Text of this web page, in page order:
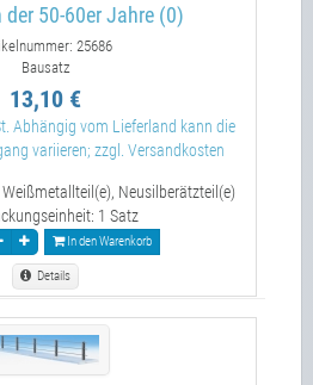
50-60er Jahre (0)
25686
Bausatz
13,10 €
Abhängig vom Lieferland kann die
variieren; zzgl. Versandkosten
Weißmetallteil(e), Neusilberätzteil(e)
1 Satz
In den Warenkorb
Details